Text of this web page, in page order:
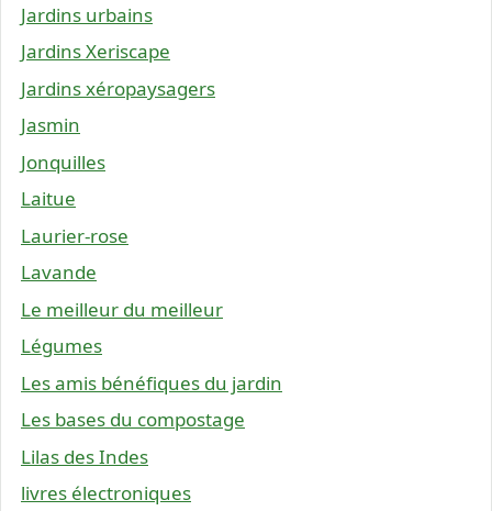
Jardins urbains
Jardins Xeriscape
Jardins xéropaysagers
Jasmin
Jonquilles
Laitue
Laurier-rose
Lavande
Le meilleur du meilleur
Légumes
Les amis bénéfiques du jardin
Les bases du compostage
Lilas des Indes
livres électroniques